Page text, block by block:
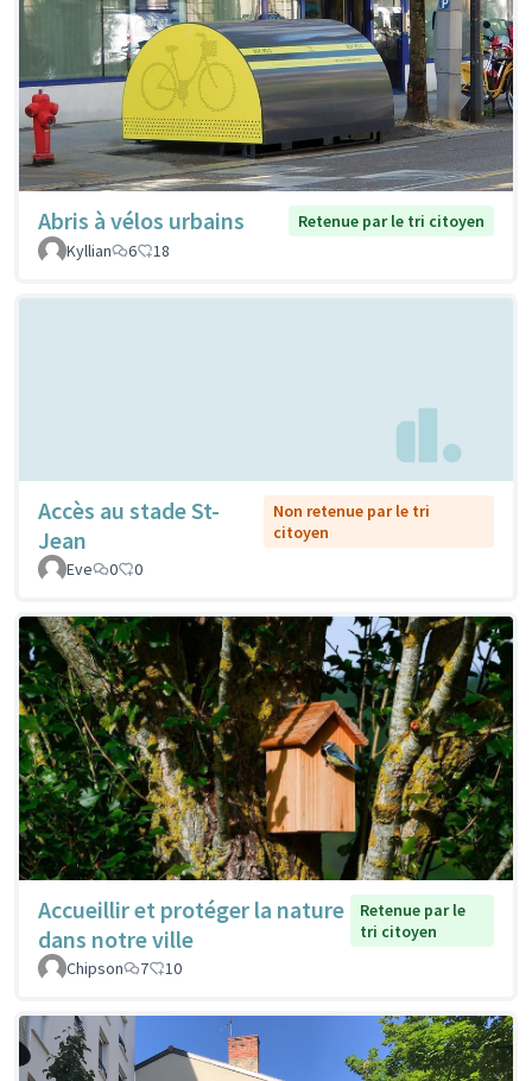
Abris à vélos urbains
Retenue par le tri citoyen
Kyllian
6 18
Accès au stade St-
Jean
Non retenue par le tri
citoyen
Eve
0 0
Accueillir et protéger la nature
dans notre ville
Retenue par le
tri citoyen
Chipson
7 10